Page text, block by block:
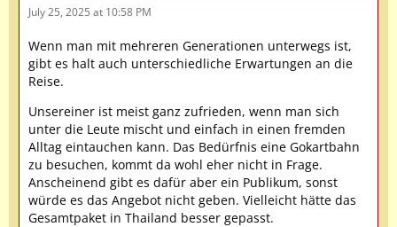
July 25, 2025 at 10:58 PM
Wenn man mit mehreren Generationen unterwegs ist,
gibt es halt auch unterschiedliche Erwartungen an die
Reise.
Unsereiner ist meist ganz zufrieden, wenn man sich
unter die Leute mischt und einfach in einen fremden
Alltag eintauchen kann. Das Bedürfnis eine Gokartbahn
zu besuchen, kommt da wohl eher nicht in Frage.
Anscheinend gibt es dafür aber ein Publikum, sonst
würde es das Angebot nicht geben. Vielleicht hätte das
Gesamtpaket in Thailand besser gepasst.